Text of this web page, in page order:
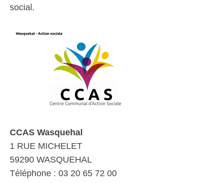
social.
CCAS Wasquehal
1 RUE MICHELET
59290 WASQUEHAL
Téléphone : 03 20 65 72 00